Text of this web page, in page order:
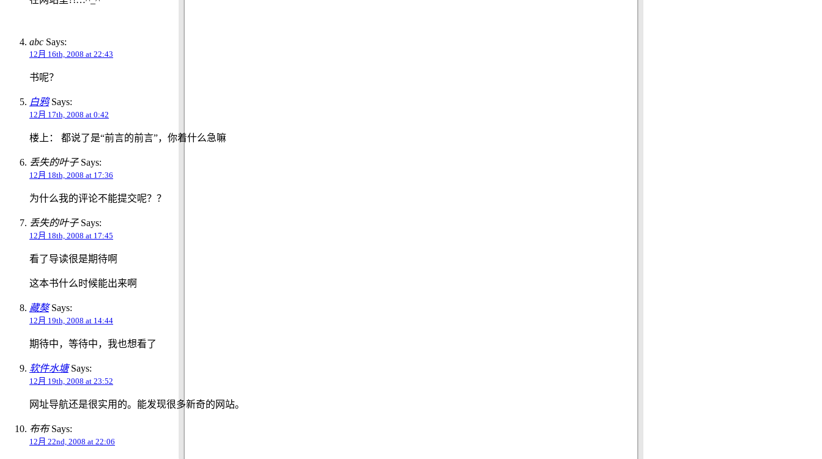
abc Says:
12月 16th, 2008 at 22:43
书呢？
白鸦Says:
12月 17th, 2008 at 0:42
楼上： 都说了是“前言的前言”，你着什么急嘛
丢失的叶子Says:
12月 18th, 2008 at 17:36
为什么我的评论不能提交呢？？
丢失的叶子Says:
12月 18th, 2008 at 17:45
看了导读很是期待啊
这本书什么时候能出来啊
藏獒Says:
12月 19th, 2008 at 14:44
期待中，等待中，我也想看了
软件水塘Says:
12月 19th, 2008 at 23:52
网址导航还是很实用的。能发现很多新奇的网站。
布布Says:
12月 22nd, 2008 at 22:06